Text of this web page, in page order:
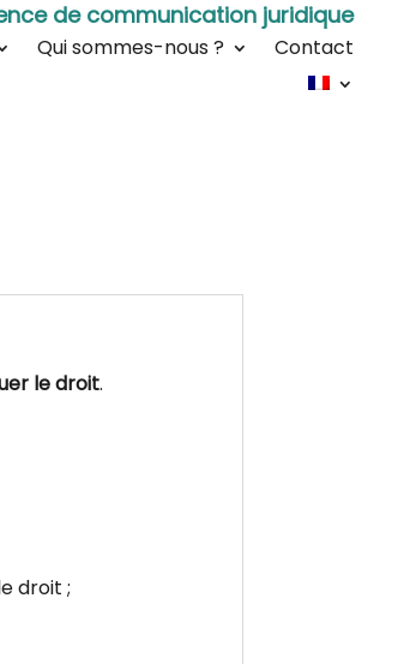
de communication juridique
Qui sommes-nous ? Contact
le droit.
droit ;